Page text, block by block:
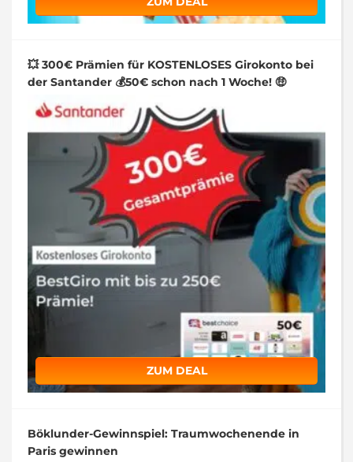
💥 300€ Prämien für KOSTENLOSES Girokonto bei
der Santander 💰50€ schon nach 1 Woche! 🤑
ZUM DEAL
Böklunder-Gewinnspiel: Traumwochenende in
Paris gewinnen